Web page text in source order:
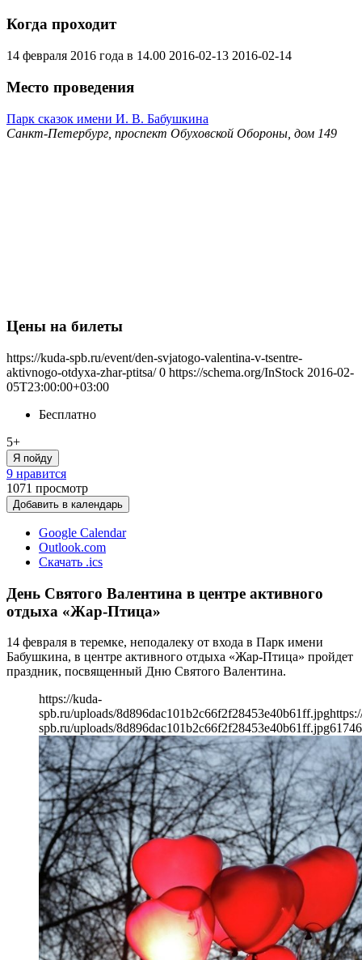
Когда проходит
14 февраля 2016 года в 14.00 2016-02-13 2016-02-14
Место проведения
Парк сказок имени И. В. Бабушкина
Санкт-Петербург, проспект Обуховской Обороны, дом 149
Цены на билеты
https://kuda-spb.ru/event/den-svjatogo-valentina-v-tsentre-
aktivnogo-otdyxa-zhar-ptitsa/ 0 https://schema.org/InStock 2016-02-
05T23:00:00+03:00
Бесплатно
5+
Я пойду
9 нравится
1071 просмотр
Добавить в календарь
Google Calendar
Outlook.com
Скачать .ics
День Святого Валентина в центре активного
отдыха «Жар-Птица»
14 февраля в теремке, неподалеку от входа в Парк имени
Бабушкина, в центре активного отдыха «Жар-Птица» пройдет
праздник, посвященный Дню Святого Валентина.
https://kuda-
spb.ru/uploads/8d896dac101b2c66f2f28453e40b61ff.jpg
spb.ru/uploads/8d896dac101b2c66f2f28453e40b61ff.jpg617